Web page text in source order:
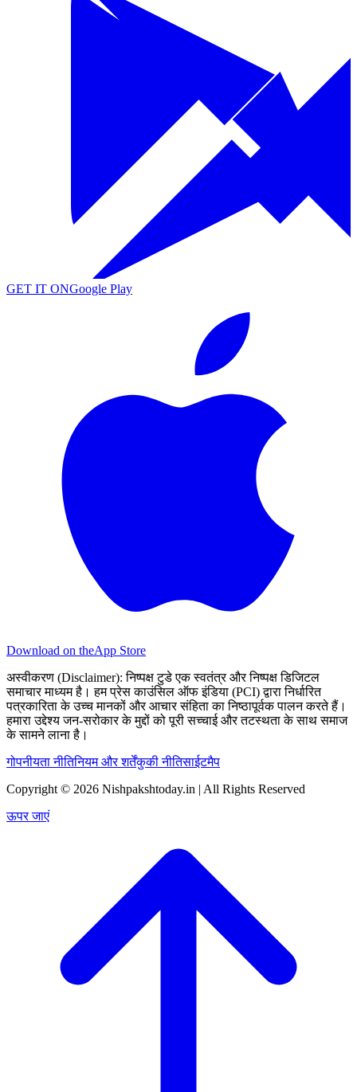
GET IT ONGoogle Play
Download on theApp Store
अस्वीकरण (Disclaimer): निष्पक्ष टुडे एक स्वतंत्र और निष्पक्ष डिजिटल
समाचार माध्यम है। हम प्रेस काउंसिल ऑफ इंडिया (PCI) द्वारा निर्धारित
पत्रकारिता के उच्च मानकों और आचार संहिता का निष्ठापूर्वक पालन करते हैं।
हमारा उद्देश्य जन-सरोकार के मुद्दों को पूरी सच्चाई और तटस्थता के साथ समाज
के सामने लाना है।
गोपनीयता नीतिनियम और शर्तेंकुकी नीतिसाईटमैप
Copyright © 2026 Nishpakshtoday.in | All Rights Reserved
ऊपर जाएं